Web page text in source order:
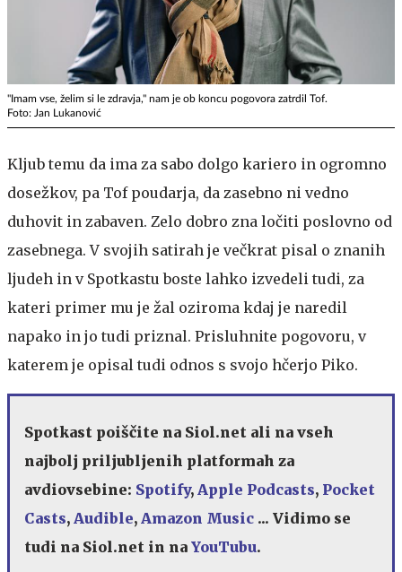
"Imam vse, želim si le zdravja," nam je ob koncu pogovora zatrdil Tof.
Foto: Jan Lukanović
Kljub temu da ima za sabo dolgo kariero in ogromno
dosežkov, pa Tof poudarja, da zasebno ni vedno
duhovit in zabaven. Zelo dobro zna ločiti poslovno od
zasebnega. V svojih satirah je večkrat pisal o znanih
ljudeh in v Spotkastu boste lahko izvedeli tudi, za
kateri primer mu je žal oziroma kdaj je naredil
napako in jo tudi priznal. Prisluhnite pogovoru, v
katerem je opisal tudi odnos s svojo hčerjo Piko.
Spotkast poiščite na Siol.net ali na vseh
najbolj priljubljenih platformah za
avdiovsebine: Spotify, Apple Podcasts, Pocket
Casts, Audible, Amazon Music ... Vidimo se
tudi na Siol.net in na YouTubu.